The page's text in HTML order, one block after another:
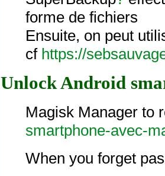
forme de fichiers
Ensuite, on peut
cf https://
Unlock Android
Magisk Manager to
smartphone-avec-
When you forget